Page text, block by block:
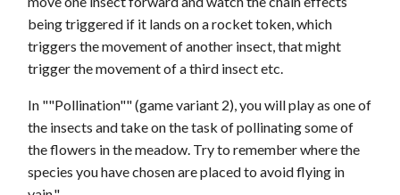
being triggered if it lands on a rocket token, which
triggers the movement of another insect, that might
trigger the movement of a third insect etc.
In ""Pollination"" (game variant 2), you will play as one of
the insects and take on the task of pollinating some of
the flowers in the meadow. Try to remember where the
species you have chosen are placed to avoid flying in